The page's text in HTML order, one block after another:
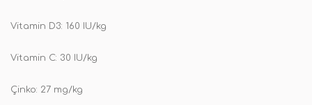
Vitamin D3: 160 IU/kg
Vitamin C: 30 IU/kg
Çinko: 27 mg/kg